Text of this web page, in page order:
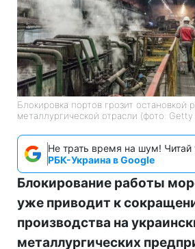
Блокировка портов грозит остановкой
металлургической отрасли (фото: Getty
Не трать время на шум! Читай
РБК-Украина в Google
Блокирование работы
уже приводит к
производства на
металлургических